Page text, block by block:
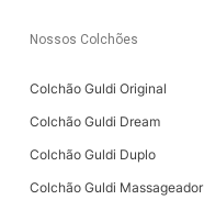
Nossos Colchões
Colchão Guldi Original
Colchão Guldi Dream
Colchão Guldi Duplo
Colchão Guldi Massageador